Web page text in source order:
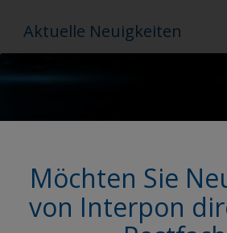
Aktuelle Neuigkeiten
Möchten Sie
von Interpon